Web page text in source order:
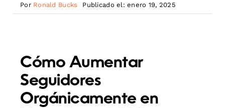
Por Ronald Bucks Publicado el: enero 19, 2025
Cómo Aumentar
Seguidores
Orgánicamente en